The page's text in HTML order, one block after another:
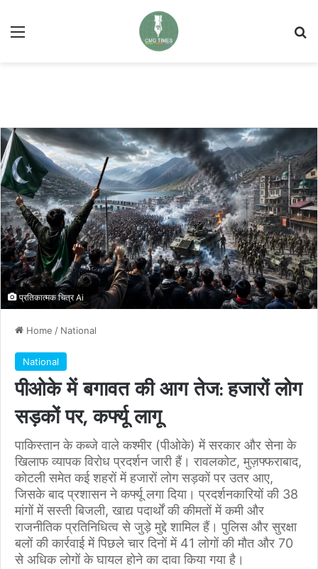
Menu
प्रतिकात्मक चित्र Ai
Home / National
National
पीओके में बगावत की आग तेज: हजारों लोग
सड़कों पर, कर्फ्यू लागू
पाकिस्तान के कब्जे वाले कश्मीर (पीओके) में सरकार और सेना के
खिलाफ व्यापक विरोध प्रदर्शन जारी हैं। रावलकोट, मुज़फ्फराबाद,
कोटली समेत कई शहरों में हजारों लोग सड़कों पर उतर आए,
जिसके बाद प्रशासन ने कर्फ्यू लगा दिया। प्रदर्शनकारियों की 38
मांगों में सस्ती बिजली, खाद्य पदार्थों की कीमतों में कमी और
राजनीतिक प्रतिनिधित्व से जुड़े मुद्दे शामिल हैं। पुलिस और सुरक्षा
बलों की कार्रवाई में पिछले चार दिनों में 41 लोगों की मौत और 70
से अधिक लोगों के घायल होने का दावा किया गया है।